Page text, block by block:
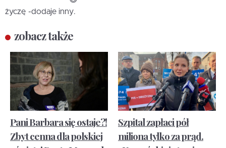
życzę -dodaje inny.
zobacz także
Pani Barbara się ostaje?!
Zbyt cenna dla polskiej
Szpital zapłaci pół
miliona tylko za prąd.